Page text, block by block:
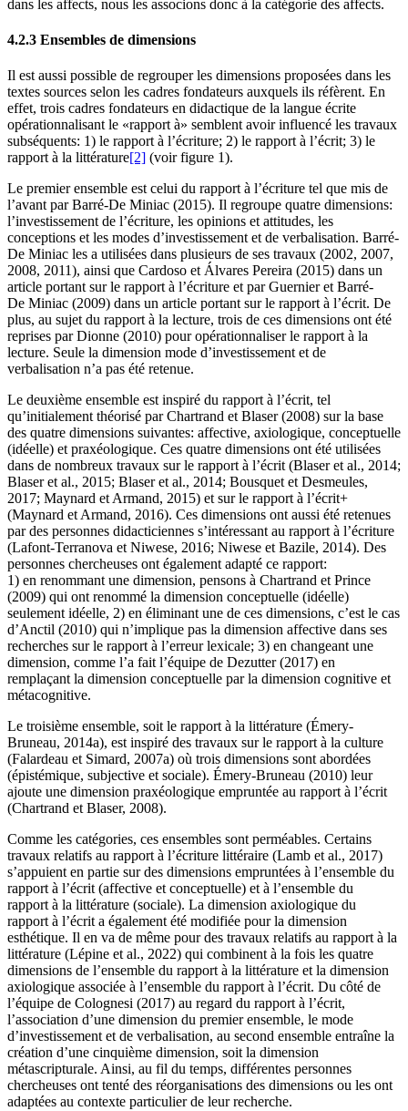
dans les affects, nous les associons donc à la catégorie des affects.
4.2.3 Ensembles de dimensions
Il est aussi possible de regrouper les dimensions proposées dans les
textes sources selon les cadres fondateurs auxquels ils réfèrent. En
effet, trois cadres fondateurs en didactique de la langue écrite
opérationnalisant le «rapport à» semblent avoir influencé les travaux
subséquents: 1) le rapport à l’écriture; 2) le rapport à l’écrit; 3) le
rapport à la littérature[2] (voir figure 1).
Le premier ensemble est celui du rapport à l’écriture tel que mis de
l’avant par Barré-De Miniac (2015). Il regroupe quatre dimensions:
l’investissement de l’écriture, les opinions et attitudes, les
conceptions et les modes d’investissement et de verbalisation. Barré-
De Miniac les a utilisées dans plusieurs de ses travaux (2002, 2007,
2008, 2011), ainsi que Cardoso et Álvares Pereira (2015) dans un
article portant sur le rapport à l’écriture et par Guernier et Barré-
De Miniac (2009) dans un article portant sur le rapport à l’écrit. De
plus, au sujet du rapport à la lecture, trois de ces dimensions ont été
reprises par Dionne (2010) pour opérationnaliser le rapport à la
lecture. Seule la dimension mode d’investissement et de
verbalisation n’a pas été retenue.
Le deuxième ensemble est inspiré du rapport à l’écrit, tel
qu’initialement théorisé par Chartrand et Blaser (2008) sur la base
des quatre dimensions suivantes: affective, axiologique, conceptuelle
(idéelle) et praxéologique. Ces quatre dimensions ont été utilisées
dans de nombreux travaux sur le rapport à l’écrit (Blaser et al., 2014;
Blaser et al., 2015; Blaser et al., 2014; Bousquet et Desmeules,
2017; Maynard et Armand, 2015) et sur le rapport à l’écrit+
(Maynard et Armand, 2016). Ces dimensions ont aussi été retenues
par des personnes didacticiennes s’intéressant au rapport à l’écriture
(Lafont-Terranova et Niwese, 2016; Niwese et Bazile, 2014). Des
personnes chercheuses ont également adapté ce rapport:
1) en renommant une dimension, pensons à Chartrand et Prince
(2009) qui ont renommé la dimension conceptuelle (idéelle)
seulement idéelle, 2) en éliminant une de ces dimensions, c’est le cas
d’Anctil (2010) qui n’implique pas la dimension affective dans ses
recherches sur le rapport à l’erreur lexicale; 3) en changeant une
dimension, comme l’a fait l’équipe de Dezutter (2017) en
remplaçant la dimension conceptuelle par la dimension cognitive et
métacognitive.
Le troisième ensemble, soit le rapport à la littérature (Émery-
Bruneau, 2014a), est inspiré des travaux sur le rapport à la culture
(Falardeau et Simard, 2007a) où trois dimensions sont abordées
(épistémique, subjective et sociale). Émery-Bruneau (2010) leur
ajoute une dimension praxéologique empruntée au rapport à l’écrit
(Chartrand et Blaser, 2008).
Comme les catégories, ces ensembles sont perméables. Certains
travaux relatifs au rapport à l’écriture littéraire (Lamb et al., 2017)
s’appuient en partie sur des dimensions empruntées à l’ensemble du
rapport à l’écrit (affective et conceptuelle) et à l’ensemble du
rapport à la littérature (sociale). La dimension axiologique du
rapport à l’écrit a également été modifiée pour la dimension
esthétique. Il en va de même pour des travaux relatifs au rapport à la
littérature (Lépine et al., 2022) qui combinent à la fois les quatre
dimensions de l’ensemble du rapport à la littérature et la dimension
axiologique associée à l’ensemble du rapport à l’écrit. Du côté de
l’équipe de Colognesi (2017) au regard du rapport à l’écrit,
l’association d’une dimension du premier ensemble, le mode
d’investissement et de verbalisation, au second ensemble entraîne la
création d’une cinquième dimension, soit la dimension
métascripturale. Ainsi, au fil du temps, différentes personnes
chercheuses ont tenté des réorganisations des dimensions ou les ont
adaptées au contexte particulier de leur recherche.